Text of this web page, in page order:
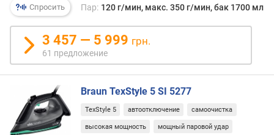
о
р
о
г
и
х
д
е
ш
Спросить
Пар: 120 г/мин, макс. 350 г/мин, бак 1700 мл
3 457 — 5 999 грн.
61 предложение
Braun TexStyle 5 SI 5277
TexStyle 5 автоотключение самоочистка
высокая мощность мощный паровой удар